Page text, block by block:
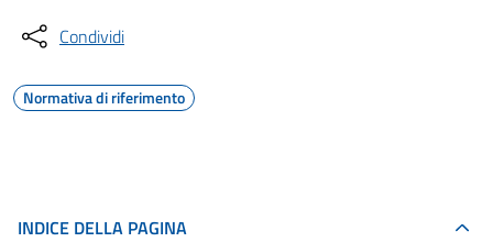
Condividi
Normativa di riferimento
INDICE DELLA PAGINA